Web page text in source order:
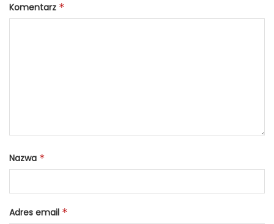
Komentarz *
Nazwa *
Adres email *